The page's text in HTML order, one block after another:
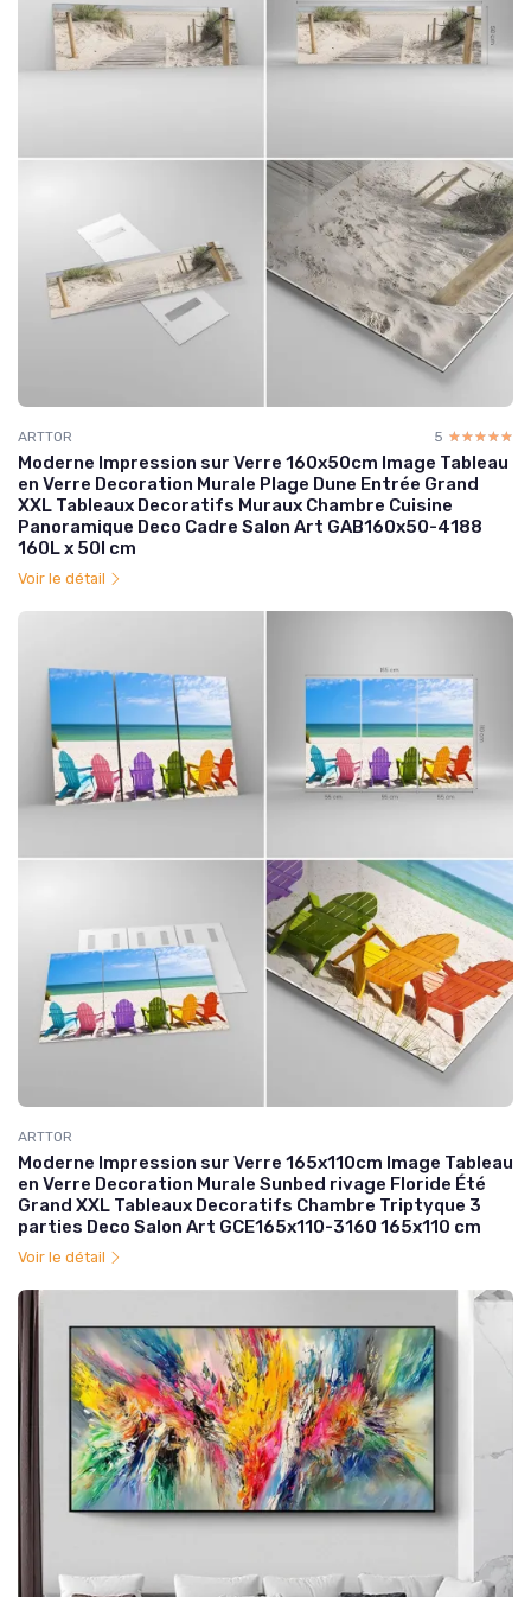
ARTTOR 5 ☆☆☆☆☆
★★★★★
Moderne Impression sur Verre 160x50cm Image Tableau
en Verre Decoration Murale Plage Dune Entrée Grand
XXL Tableaux Decoratifs Muraux Chambre Cuisine
Panoramique Deco Cadre Salon Art GAB160x50-4188
160L x 50l cm
Voir le détail
ARTTOR
Moderne Impression sur Verre 165x110cm Image Tableau
en Verre Decoration Murale Sunbed rivage Floride Été
Grand XXL Tableaux Decoratifs Chambre Triptyque 3
parties Deco Salon Art GCE165x110-3160 165x110 cm
Voir le détail